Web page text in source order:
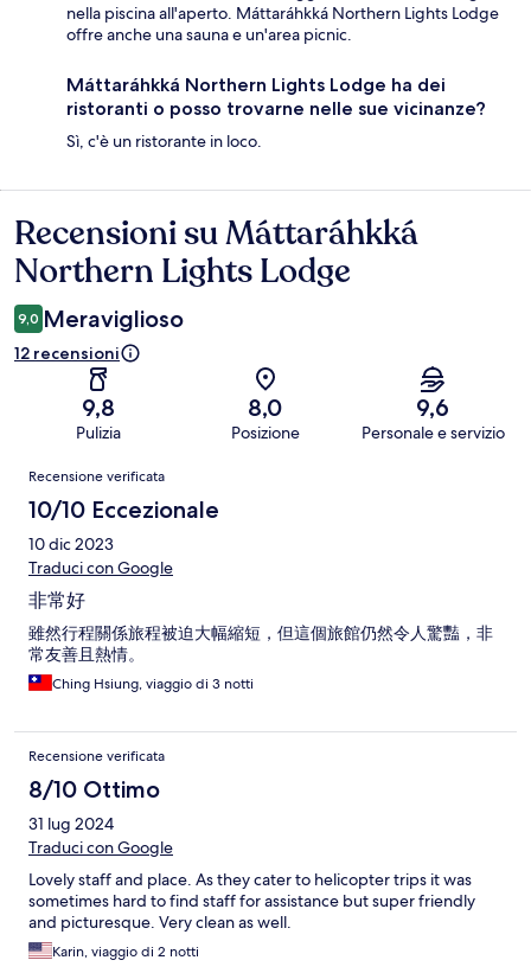
nella piscina all'aperto. Máttaráhkká Northern Lights Lodge
offre anche una sauna e un'area picnic.
Máttaráhkká Northern Lights Lodge ha dei
ristoranti o posso trovarne nelle sue vicinanze?
Sì, c'è un ristorante in loco.
Recensioni
Recensioni su Máttaráhkká
Northern Lights Lodge
9,0 Meraviglioso
12 recensioni
9,8
Pulizia
8,0
Posizione
9,6
Personale e servizio
Recensioni
Recensione verificata
10/10 Eccezionale
10 dic 2023
Traduci con Google
非常好
雖然行程關係旅程被迫大幅縮短，但這個旅館仍然令人驚豔，非
常友善且熱情。
Ching Hsiung, viaggio di 3 notti
Recensione verificata
8/10 Ottimo
31 lug 2024
Traduci con Google
Lovely staff and place. As they cater to helicopter trips it was
sometimes hard to find staff for assistance but super friendly
and picturesque. Very clean as well.
Karin, viaggio di 2 notti